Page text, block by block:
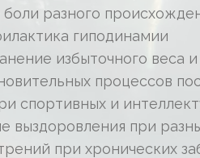
разного
гиподинамии
избыточного веса
процессов
спортивных и
выздоровления при
при хронических